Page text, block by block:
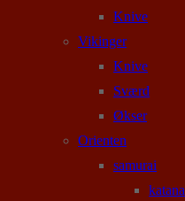
Knive
Vikinger
Knive
Sværd
Økser
Orienten
samurai
katana